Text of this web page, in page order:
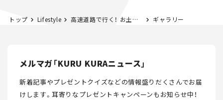
トップ Lifestyle 高速道路で行く！ お土産県境を探してみた。 静岡「うなぎパイ」編 ギャラリー
メルマガ「KURU KURAニュース」
新着記事やプレゼントクイズなどの情報盛りだくさんでお届
けします。耳寄りなプレゼントキャンペーンもお知らせ中！